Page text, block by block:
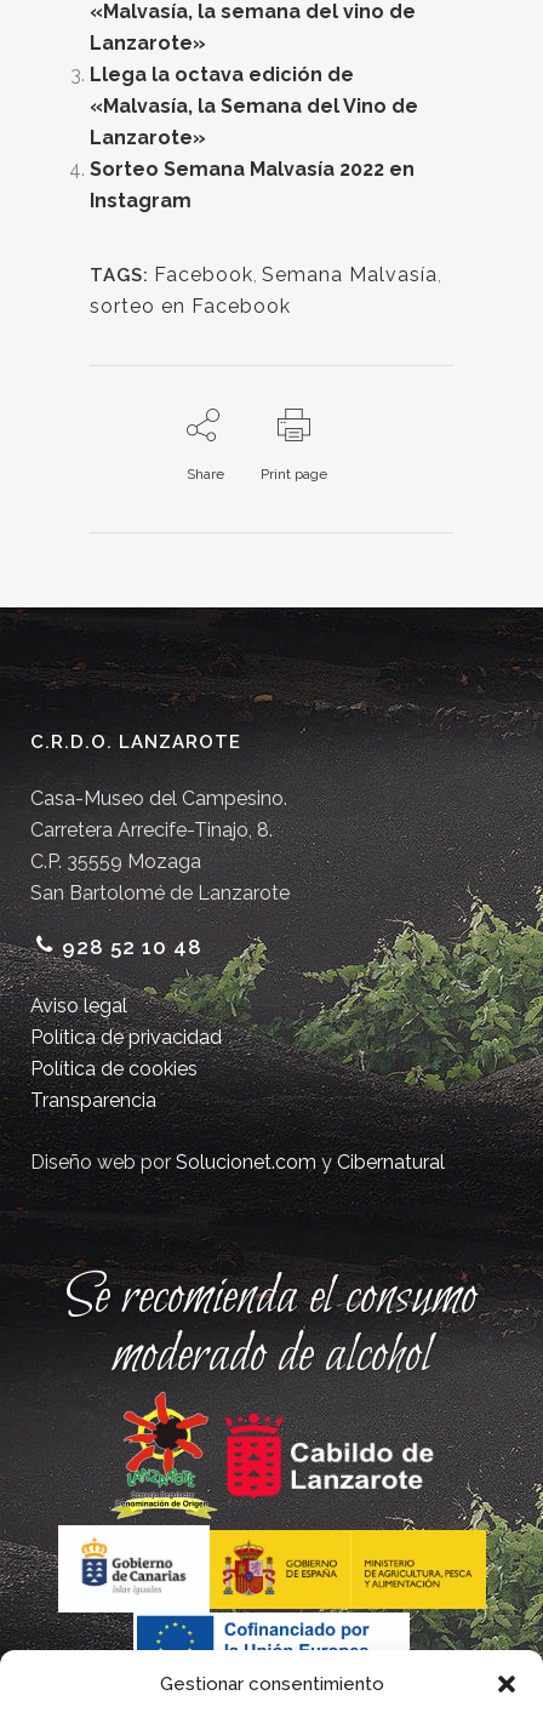
Gestionar consentimiento
«Malvasía, la semana del vino de
Lanzarote»
Llega la octava edición de
«Malvasía, la Semana del Vino de
Lanzarote»
Sorteo Semana Malvasía 2022 en
Instagram
TAGS: Facebook, Semana Malvasía,
sorteo en Facebook
Share Print page
C.R.D.O. LANZAROTE
Casa-Museo del Campesino.
Carretera Arrecife-Tinajo, 8.
C.P. 35559 Mozaga
San Bartolomé de Lanzarote
928 52 10 48
Aviso legal
Política de privacidad
Política de cookies
Transparencia
Diseño web porSolucionet.comyCibernatural
Se recomienda el consumo
moderado de alcohol